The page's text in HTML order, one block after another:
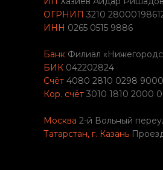
ОГРНИП 3210
ИНН 0265 0515 9886
Банк Филиал
БИК 042202824
Счёт 4080 2810 0298
Кор. счёт 3010 1810 2000
Москва 2-й Вольный
Татарстан, г. Казань